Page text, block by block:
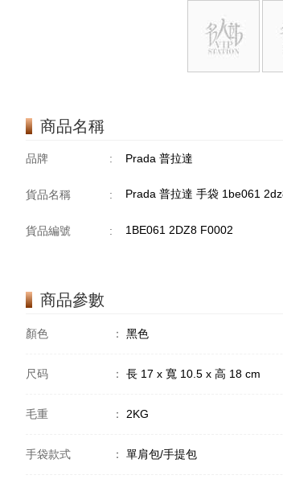
商品名稱
品牌 : Prada 普拉達
貨品名稱 : Prada 普拉達 手袋 1be061
貨品編號 : 1BE061 2DZ8 F0002
商品參數
顏色 ： 黑色
尺码 ： 長 17 x 寬 10.5 x 高 18 cm
毛重 ： 2KG
手袋款式 ： 單肩包/手提包